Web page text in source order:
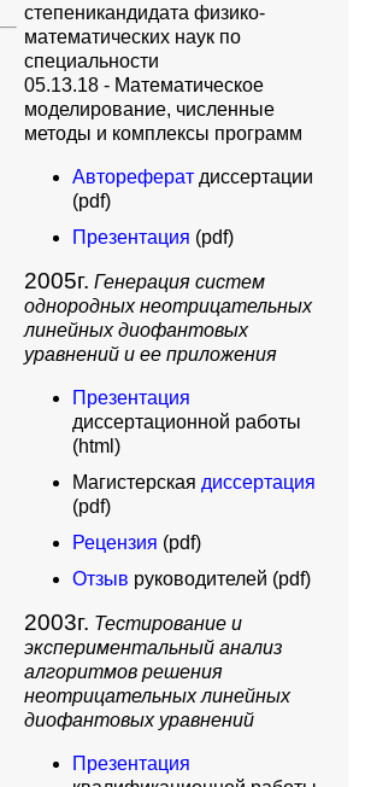
степеникандидата физико-
математических наук по
специальности
05.13.18 - Математическое
моделирование, численные
методы и комплексы программ
Автореферат диссертации
(pdf)
Презентация (pdf)
2005г. Генерация систем
однородных неотрицательных
линейных диофантовых
уравнений и ее приложения
Презентация
диссертационной работы
(html)
Магистерская диссертация
(pdf)
Рецензия (pdf)
Отзыв руководителей (pdf)
2003г. Тестирование и
экспериментальный анализ
алгоритмов решения
неотрицательных линейных
диофантовых уравнений
Презентация